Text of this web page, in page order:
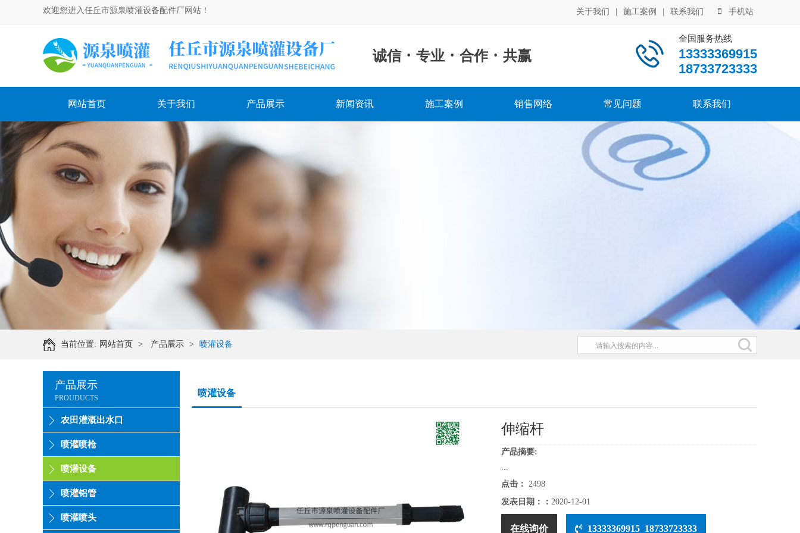
欢迎您进入任丘市源泉喷灌设备配件厂网站！ 关于我们 施工案例 联系我们 手机站
诚信 · 专业 · 合作 · 共赢
全国服务热线
13333369915
18733723333
网站首页 关于我们 产品展示 新闻资讯 施工案例 销售网络 常见问题 联系我们
当前位置: 网站首页 > 产品展示 > 喷灌设备
产品展示
PROUDUCTS
农田灌溉出水口
喷灌喷枪
喷灌设备
喷灌铝管
喷灌喷头
喷灌设备
伸缩杆
产品摘要:
...
点击： 2498
发表日期：： 2020-12-01
在线询价 13333369915 18733723333